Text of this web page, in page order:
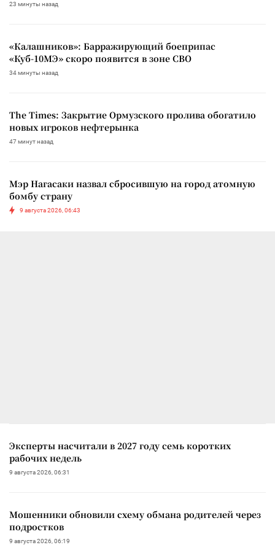
23 минуты назад
«Калашников»: Барражирующий боеприпас
«Куб-10МЭ» скоро появится в зоне СВО
34 минуты назад
The Times: Закрытие Ормузского пролива обогатило
новых игроков нефтерынка
47 минут назад
Мэр Нагасаки назвал сбросившую на город атомную
бомбу страну
9 августа 2026, 06:43
Эксперты насчитали в 2027 году семь коротких
рабочих недель
9 августа 2026, 06:31
Мошенники обновили схему обмана родителей через
подростков
9 августа 2026, 06:19